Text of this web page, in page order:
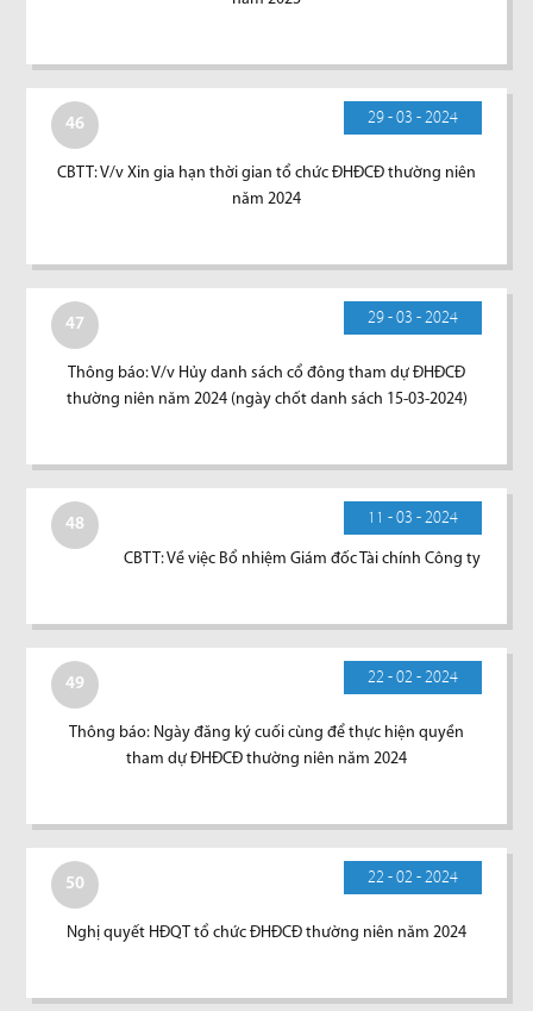
46 29 - 03 - 2024
CBTT: V/v Xin gia hạn thời gian tổ chức ĐHĐCĐ thường niên
năm 2024
47 29 - 03 - 2024
Thông báo: V/v Hủy danh sách cổ đông tham dự ĐHĐCĐ
thường niên năm 2024 (ngày chốt danh sách 15-03-2024)
48 11 - 03 - 2024
CBTT: Về việc Bổ nhiệm Giám đốc Tài chính Công ty
49 22 - 02 - 2024
Thông báo: Ngày đăng ký cuối cùng để thực hiện quyền
tham dự ĐHĐCĐ thường niên năm 2024
50 22 - 02 - 2024
Nghị quyết HĐQT tổ chức ĐHĐCĐ thường niên năm 2024